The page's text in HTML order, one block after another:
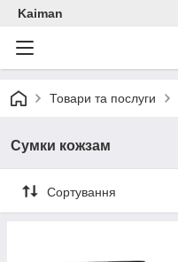
Kaiman
Товари та послуги
Сумки кожзам
Сортування